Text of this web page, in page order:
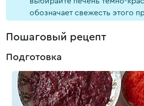
обозначает свежесть этого
Пошаговый рецепт
Подготовка